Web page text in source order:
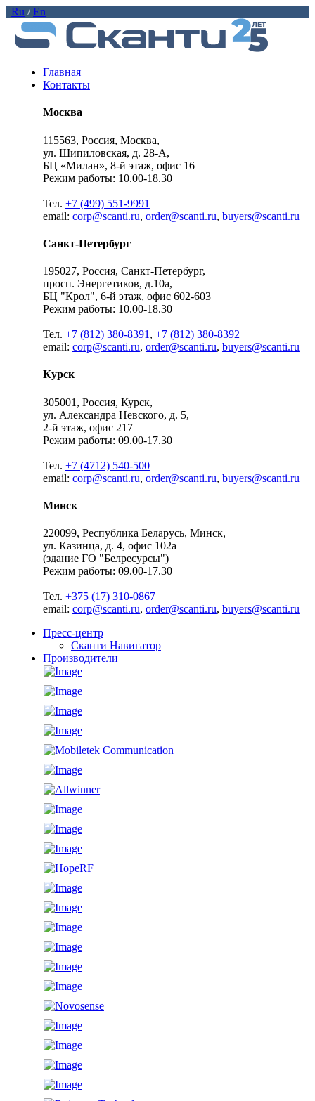
Ru /En
Главная
Контакты
Москва
115563, Россия, Москва,
ул. Шипиловская, д. 28-А,
БЦ «Милан», 8-й этаж, офис 16
Режим работы: 10.00-18.30
Тел. +7 (499) 551-9991
email: corp@scanti.ru, order@scanti.ru, buyers@scanti.ru
Санкт-Петербург
195027, Россия, Санкт-Петербург,
просп. Энергетиков, д.10а,
БЦ "Крол", 6-й этаж, офис 602-603
Режим работы: 10.00-18.30
Тел. +7 (812) 380-8391 , +7 (812) 380-8392
email: corp@scanti.ru, order@scanti.ru, buyers@scanti.ru
Курск
305001, Россия, Курск,
ул. Александра Невского, д. 5,
2-й этаж, офис 217
Режим работы: 09.00-17.30
Тел. +7 (4712) 540-500
email: corp@scanti.ru, order@scanti.ru, buyers@scanti.ru
Минск
220099, Республика Беларусь, Минск,
ул. Казинца, д. 4, офис 102a
(здание ГО "Белресурсы")
Режим работы: 09.00-17.30
Тел. +375 (17) 310-0867
email: corp@scanti.ru, order@scanti.ru, buyers@scanti.ru
Пресс-центр
Сканти Навигатор
Производители